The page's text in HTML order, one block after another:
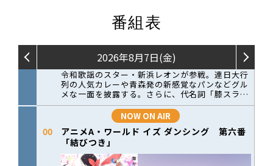
番組表